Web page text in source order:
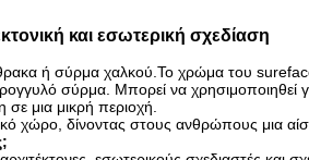
και εσωτερική σχεδίαση
ή σύρμα χαλκού.Το χρώμα του
σύρμα. Μπορεί να
σε μια μικρή περιοχή.
χώρο, δίνοντας στους ανθρώπους μια